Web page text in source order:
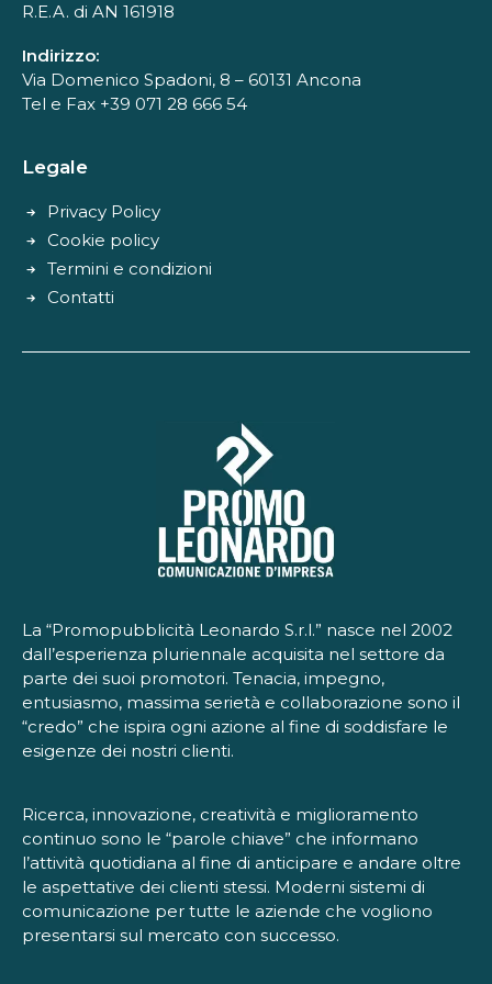
R.E.A. di AN 161918
Indirizzo:
Via Domenico Spadoni, 8 – 60131 Ancona
Tel e Fax +39 071 28 666 54
Legale
Privacy Policy
Cookie policy
Termini e condizioni
Contatti
La “Promopubblicità Leonardo S.r.l.” nasce nel 2002
dall’esperienza pluriennale acquisita nel settore da
parte dei suoi promotori. Tenacia, impegno,
entusiasmo, massima serietà e collaborazione sono il
“credo” che ispira ogni azione al fine di soddisfare le
esigenze dei nostri clienti.
Ricerca, innovazione, creatività e miglioramento
continuo sono le “parole chiave” che informano
l’attività quotidiana al fine di anticipare e andare oltre
le aspettative dei clienti stessi. Moderni sistemi di
comunicazione per tutte le aziende che vogliono
presentarsi sul mercato con successo.